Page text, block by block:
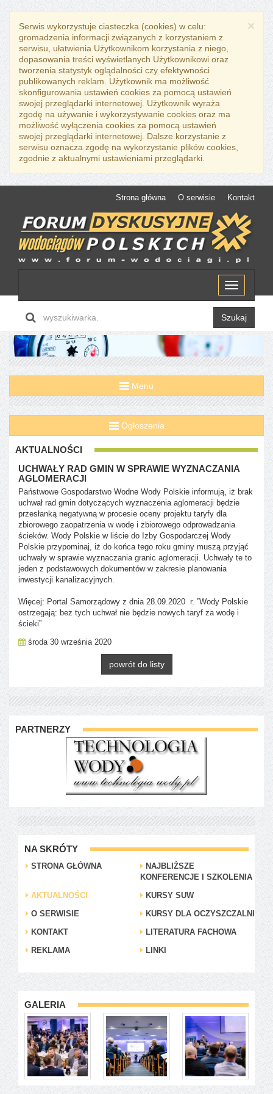
×
Serwis wykorzystuje ciasteczka (cookies) w celu:
gromadzenia informacji związanych z korzystaniem z
serwisu, ułatwienia Użytkownikom korzystania z niego,
dopasowania treści wyświetlanych Użytkownikowi oraz
tworzenia statystyk oglądalności czy efektywności
publikowanych reklam. Użytkownik ma możliwość
skonfigurowania ustawień cookies za pomocą ustawień
swojej przeglądarki internetowej. Użytkownik wyraża
zgodę na używanie i wykorzystywanie cookies oraz ma
możliwość wyłączenia cookies za pomocą ustawień
swojej przeglądarki internetowej. Dalsze korzystanie z
serwisu oznacza zgodę na wykorzystanie plików cookies,
zgodnie z aktualnymi ustawieniami przeglądarki.
Strona główna O serwisie Kontakt
Menu
Szukaj
Menu
Ogłoszenia
AKTUALNOŚCI
UCHWAŁY RAD GMIN W SPRAWIE WYZNACZANIA
AGLOMERACJI
Państwowe Gospodarstwo Wodne Wody Polskie informują, iż brak
uchwał rad gmin dotyczących wyznaczenia aglomeracji będzie
przesłanką negatywną w procesie oceny projektu taryfy dla
zbiorowego zaopatrzenia w wodę i zbiorowego odprowadzania
ścieków. Wody Polskie w liście do Izby Gospodarczej Wody
Polskie przypominaj, iż do końca tego roku gminy muszą przyjąć
uchwały w sprawie wyznaczania granic aglomeracji. Uchwały te to
jeden z podstawowych dokumentów w zakresie planowania
inwestycji kanalizacyjnych.
Więcej: Portal Samorządowy z dnia 28.09.2020 r. ”Wody Polskie
ostrzegają: bez tych uchwał nie będzie nowych taryf za wodę i
ścieki”
środa 30 września 2020
powrót do listy
PARTNERZY
NA SKRÓTY
STRONA GŁÓWNA
NAJBLIŻSZE
KONFERENCJE I SZKOLENIA
AKTUALNOŚCI
KURSY SUW
O SERWISIE
KURSY DLA OCZYSZCZALNI
KONTAKT
LITERATURA FACHOWA
REKLAMA
LINKI
GALERIA